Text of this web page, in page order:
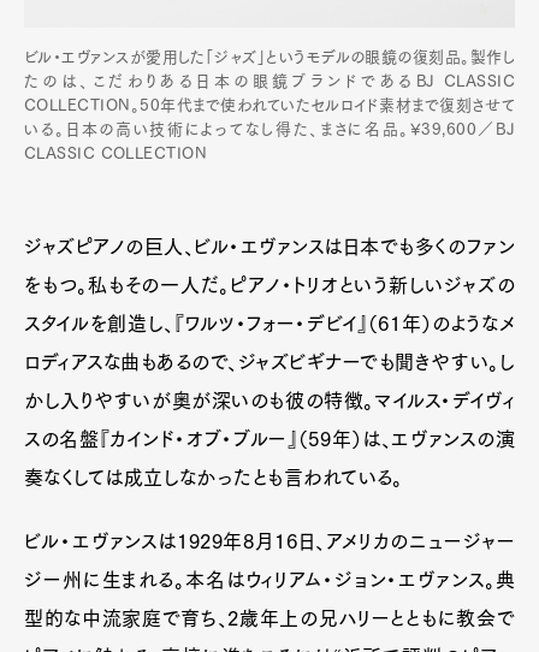
Contact
ビル・エヴァンスが愛用した「ジャズ」というモデルの眼鏡の復刻品。製作し
たのは、こだわりある日本の眼鏡ブランドであるBJ CLASSIC
COLLECTION。50年代まで使われていたセルロイド素材まで復刻させて
いる。日本の高い技術によってなし得た、まさに名品。¥39,600／BJ
CLASSIC COLLECTION
ジャズピアノの巨人、ビル・エヴァンスは日本でも多くのファン
をもつ。私もその一人だ。ピアノ・トリオという新しいジャズの
スタイルを創造し、『ワルツ・フォー・デビイ』（61年）のようなメ
ロディアスな曲もあるので、ジャズビギナーでも聞きやすい。し
かし入りやすいが奥が深いのも彼の特徴。マイルス・デイヴィ
スの名盤『カインド・オブ・ブルー』（59年）は、エヴァンスの演
奏なくしては成立しなかったとも言われている。
ビル・エヴァンスは1929年8月16日、アメリカのニュージャー
ジー州に生まれる。本名はウィリアム・ジョン・エヴァンス。典
型的な中流家庭で育ち、2歳年上の兄ハリーとともに教会で